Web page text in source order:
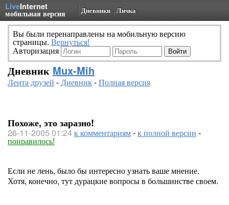
LiveInternet
мобильная версия Дневники Личка
Вы были перенаправлены на мобильную версию
страницы. Вернуться!
Авторизация
Дневник Mux-Mih
Лента друзей -Дневник-Полная версия
Похоже, это заразно!
26-11-2005 01:24к комментариям-к полной версии -
понравилось!
Если не лень, было бы интересно узнать ваше мнение.
Хотя, конечно, тут дурацкие вопросы в большинстве своем.